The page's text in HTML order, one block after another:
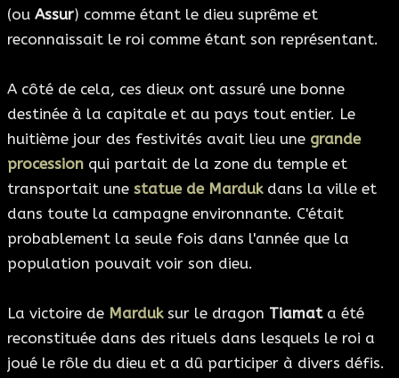
(ou Assur) comme étant le dieu suprême et
reconnaissait le roi comme étant son représentant.
A côté de cela, ces dieux ont assuré une bonne
destinée à la capitale et au pays tout entier. Le
huitième jour des festivités avait lieu une grande
procession qui partait de la zone du temple et
transportait une statue de Mardukdans la ville et
dans toute la campagne environnante. C'était
probablement la seule fois dans l'année que la
population pouvait voir son dieu.
La victoire de Marduksur le dragon Tiamata été
reconstituée dans des rituels dans lesquels le roi a
joué le rôle du dieu et a dû participer à divers défis.